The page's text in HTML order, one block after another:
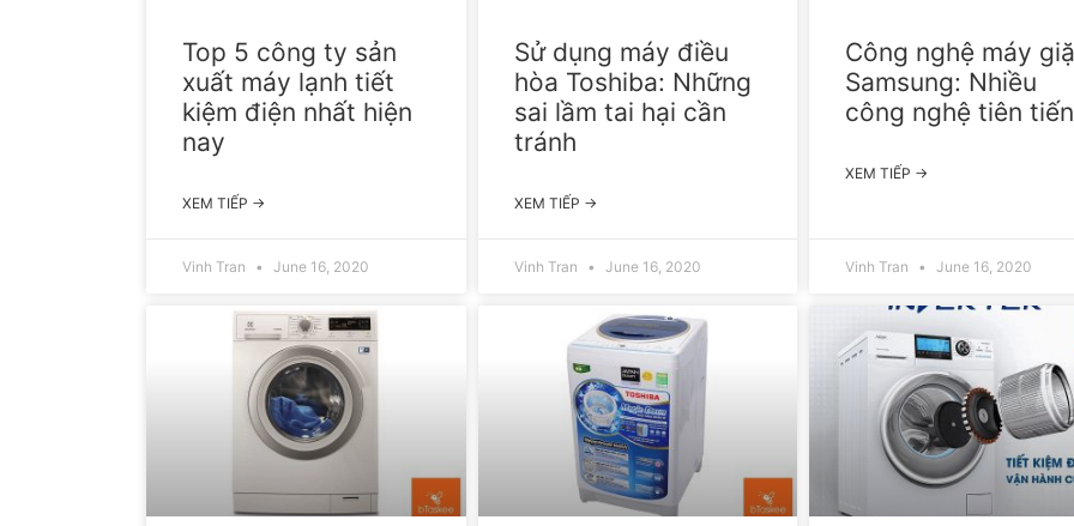
Top 5 công ty sản
xuất máy lạnh tiết
kiệm điện nhất hiện
nay
XEM TIẾP →
Vinh Tran June 16, 2020
Sử dụng máy điều
hòa Toshiba: Những
sai lầm tai hại cần
tránh
XEM TIẾP →
Vinh Tran June 16, 2020
Công nghệ máy
Samsung: Nhiều
công nghệ tiên tiến
XEM TIẾP →
Vinh Tran June 16, 2020